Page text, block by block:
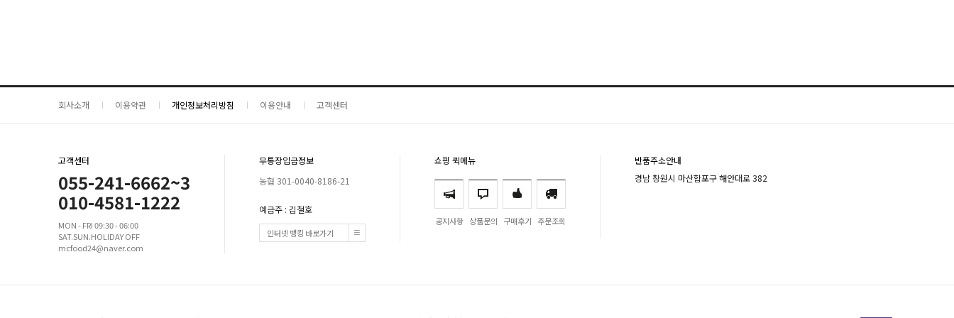
회사소개 이용약관 개인정보처리방침 이용안내 고객센터
고객센터
055-241-6662~3
010-4581-1222
MON - FRI 09:30 - 06:00
SAT.SUN.HOLIDAY OFF
mcfood24@naver.com
무통장입금정보
농협 301-0040-8186-21
예금주 : 김철호
인터넷 뱅킹 바로가기
쇼핑 퀵메뉴
공지사항 상품문의 구매후기 주문조회
반품주소안내
경남 창원시 마산합포구 해안대로 382